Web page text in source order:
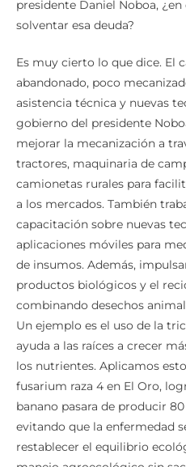
presidente Daniel Noboa,
solventar esa deuda?
Es muy cierto lo que dice. El
abandonado, poco
asistencia técnica y nuevas
gobierno del presidente
mejorar la mecanización a
tractores, maquinaria de
camionetas rurales para
a los mercados. También
capacitación sobre nuevas
aplicaciones móviles para
de insumos. Además,
productos biológicos y el
combinando desechos
Un ejemplo es el uso de la
ayuda a las raíces a crecer
los nutrientes. Aplicamos
fusarium raza 4 en El Oro,
banano pasara de producir
evitando que la enfermedad
restablecer el equilibrio